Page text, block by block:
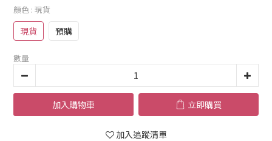
顏色 : 現貨
現貨 預購
數量
加入購物車 立即購買
加入追蹤清單